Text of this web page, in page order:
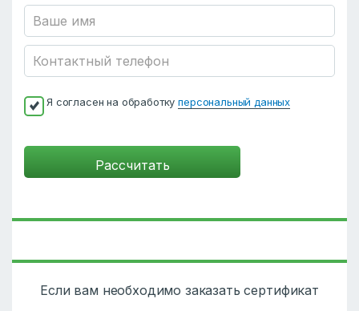
Я согласен на обработкуперсональный данных
Если вам необходимо заказать сертификат